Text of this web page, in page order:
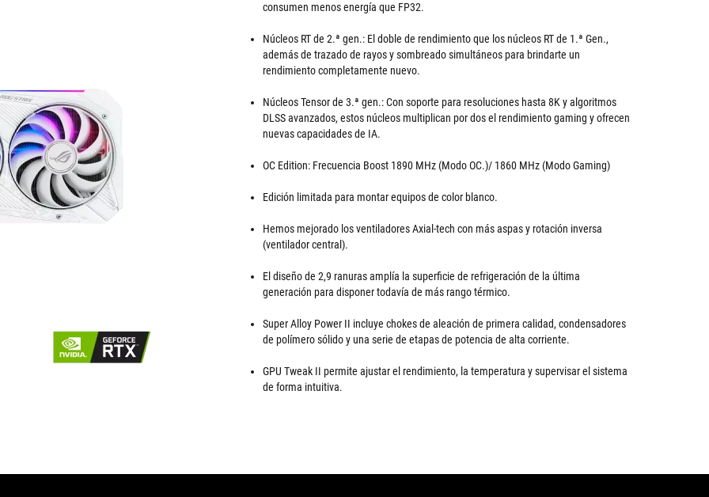
consumen menos energía que FP32.
Núcleos RT de 2.ª gen.: El doble de rendimiento que los núcleos RT de 1.ª Gen.,
además de trazado de rayos y sombreado simultáneos para brindarte un
rendimiento completamente nuevo.
Núcleos Tensor de 3.ª gen.: Con soporte para resoluciones hasta 8K y algoritmos
DLSS avanzados, estos núcleos multiplican por dos el rendimiento gaming y ofrecen
nuevas capacidades de IA.
OC Edition: Frecuencia Boost 1890 MHz (Modo OC.)/ 1860 MHz (Modo Gaming)
Edición limitada para montar equipos de color blanco.
Hemos mejorado los ventiladores Axial-tech con más aspas y rotación inversa
(ventilador central).
El diseño de 2,9 ranuras amplía la superficie de refrigeración de la última
generación para disponer todavía de más rango térmico.
Super Alloy Power II incluye chokes de aleación de primera calidad, condensadores
de polímero sólido y una serie de etapas de potencia de alta corriente.
GPU Tweak II permite ajustar el rendimiento, la temperatura y supervisar el sistema
de forma intuitiva.